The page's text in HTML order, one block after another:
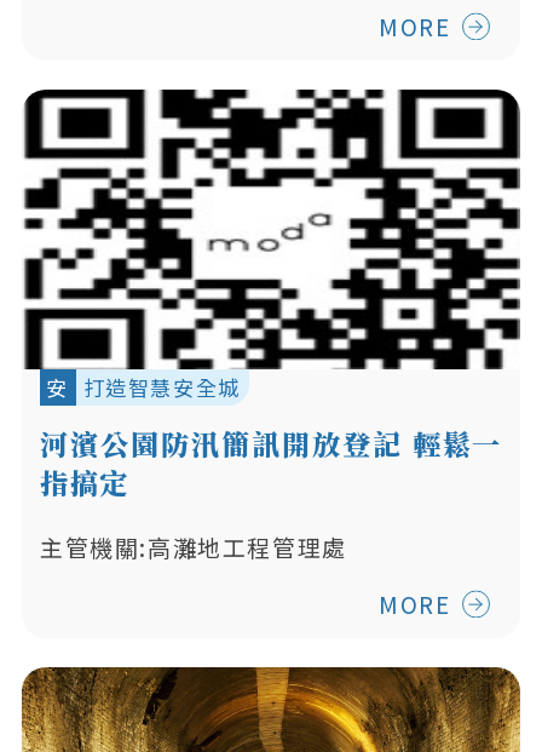
MORE
安 打造智慧安全城
河濱公園防汛簡訊開放登記 輕鬆一
指搞定
主管機關:高灘地工程管理處
MORE